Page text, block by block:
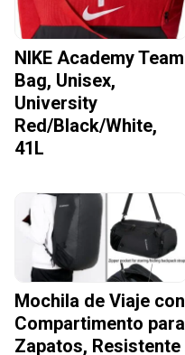
NIKE Academy Team
Bag, Unisex,
University
Red/Black/White,
41L
Mochila de Viaje con
Compartimento para
Zapatos, Resistente